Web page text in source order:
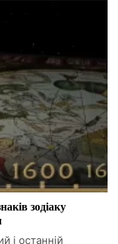
зодіаку
і останній